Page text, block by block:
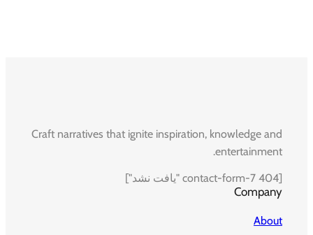
Craft narratives that ignite inspiration, knowledge and
entertainment.
[contact-form-7 404 "یافت نشد"]
Company
About